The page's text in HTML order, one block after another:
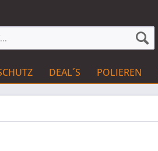
DEAL´S POLIEREN